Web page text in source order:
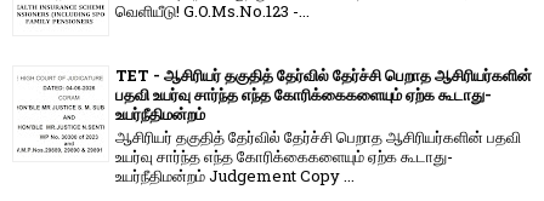
வெளியீடு! G.O.Ms.No.123 -...
TET - ஆசிரியர் தகுதித் தேர்வில் தேர்ச்சி பெறாத ஆசிரியர்களின்
பதவி உயர்வு சார்ந்த எந்த கோரிக்கைகளையும் ஏற்க கூடாது-
உயர்நீதிமன்றம்
ஆசிரியர் தகுதித் தேர்வில் தேர்ச்சி பெறாத ஆசிரியர்களின் பதவி
உயர்வு சார்ந்த எந்த கோரிக்கைகளையும் ஏற்க கூடாது-
உயர்நீதிமன்றம் Judgement Copy ...